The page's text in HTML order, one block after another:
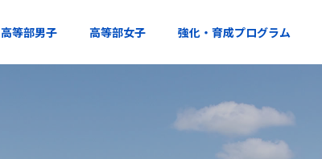
高等部男子 高等部女子 強化・育成プログラム